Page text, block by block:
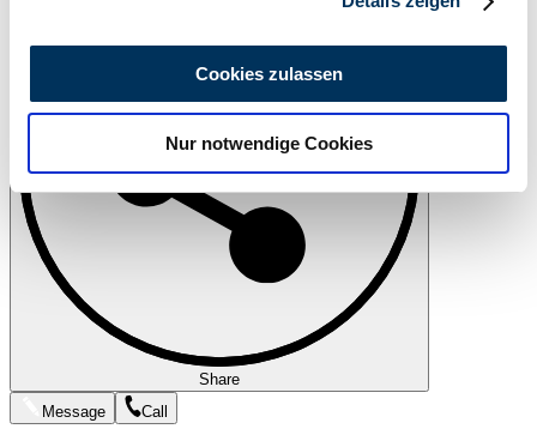
analysieren. Außerdem geben wir Informationen zu Ihrer
Verwendung unserer Website an unsere Partner für
soziale Medien, Werbung und Analysen weiter. Unsere
Partner führen diese Informationen möglicherweise mit
weiteren Daten zusammen, die Sie ihnen bereitgestellt
haben oder die sie im Rahmen Ihrer Nutzung der Dienste
gesammelt haben.
Datenschutzerklärung
Cookies zulassen
Nur notwendige Cookies
Share
Message
Call